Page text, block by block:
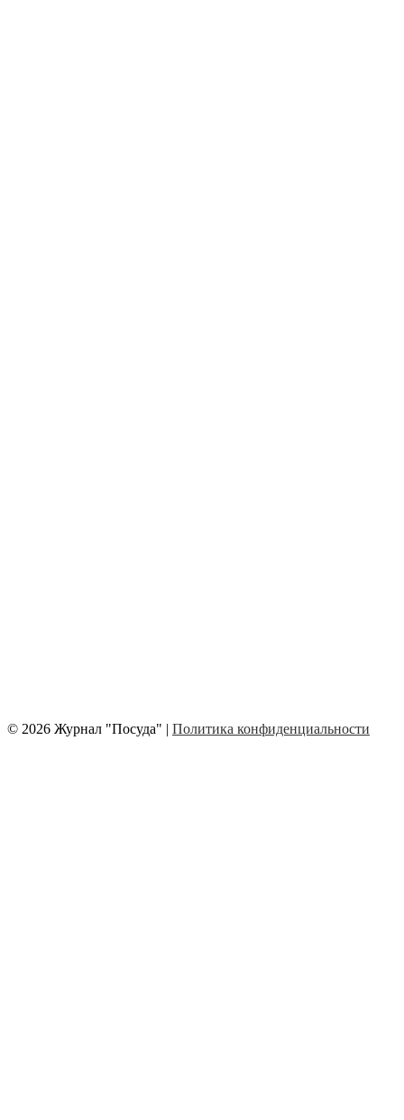
© 2026 Журнал "Посуда" | Политика конфиденциальности